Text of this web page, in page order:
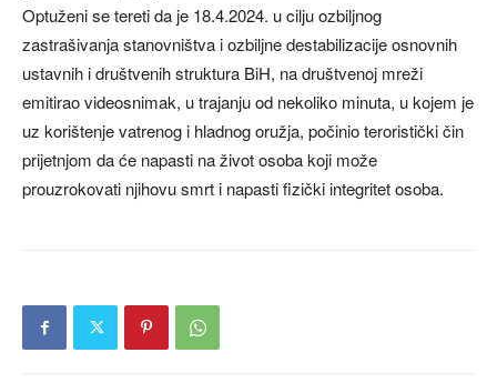
Optuženi se tereti da je 18.4.2024. u cilju ozbiljnog
zastrašivanja stanovništva i ozbiljne destabilizacije osnovnih
ustavnih i društvenih struktura BiH, na društvenoj mreži
emitirao videosnimak, u trajanju od nekoliko minuta, u kojem je
uz korištenje vatrenog i hladnog oružja, počinio teroristički čin
prijetnjom da će napasti na život osoba koji može
prouzrokovati njihovu smrt i napasti fizički integritet osoba.